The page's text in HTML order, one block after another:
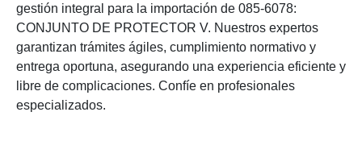
gestión integral para la importación de 085-6078:
CONJUNTO DE PROTECTOR V. Nuestros expertos
garantizan trámites ágiles, cumplimiento normativo y
entrega oportuna, asegurando una experiencia eficiente y
libre de complicaciones. Confíe en profesionales
especializados.